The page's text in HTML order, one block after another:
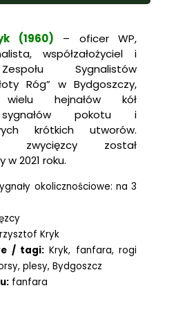
(1960) – oficer WP,
współzałożyciel i
Sygnalistów
Róg” w Bydgoszczy,
wielu hejnałów kół
sygnałów pokotu i
krótkich utworów.
został
2021 roku.
okolicznościowe: na 3
Kryk
/ tagi: Kryk, fanfara, rogi
plesy, Bydgoszcz
fanfara